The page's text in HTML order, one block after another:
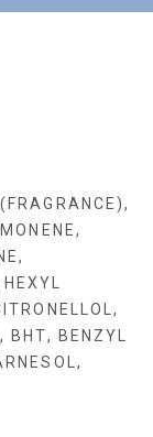
BENZYL